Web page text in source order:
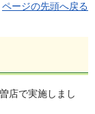
ページの先頭へ戻る
店で実施しまし